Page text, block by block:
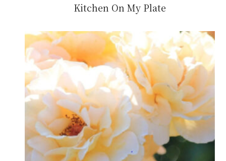
Kitchen On My Plate